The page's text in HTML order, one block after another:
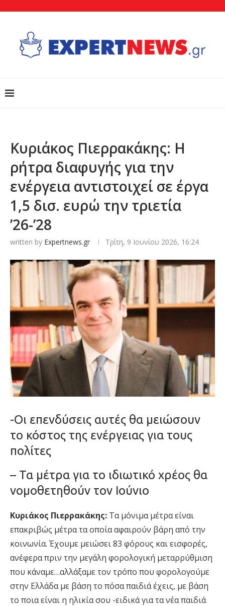
Κυριάκος Πιερρακάκης: Η
ρήτρα διαφυγής για την
ενέργεια αντιστοιχεί σε έργα
1,5 δισ. ευρώ την τριετία
’26-’28
written by Expertnews.gr Τρίτη, 9 Ιουνίου 2026, 16:24
-Οι επενδύσεις αυτές θα μειώσουν
το κόστος της ενέργειας για τους
πολίτες
– Τα μέτρα για το ιδιωτικό χρέος θα
νομοθετηθούν τον Ιούνιο
Κυριάκος Πιερρακάκης: Τα μόνιμα μέτρα είναι
επακριβώς μέτρα τα οποία αφαιρούν βάρη από την
κοινωνία. Έχουμε μειώσει 83 φόρους και εισφορές,
ανέφερα πριν την μεγάλη φορολογική μεταρρύθμιση
που κάναμε…αλλάξαμε τον τρόπο που φορολογούμε
στην Ελλάδα με βάση το πόσα παιδιά έχεις, με βάση
το ποια είναι η ηλικία σου -ειδικά για τα νέα παιδιά